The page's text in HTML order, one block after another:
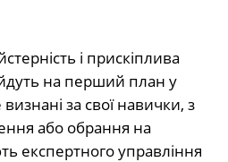
і прискіплива
на перший план у
за свої навички, з
або обрання на
експертного управління